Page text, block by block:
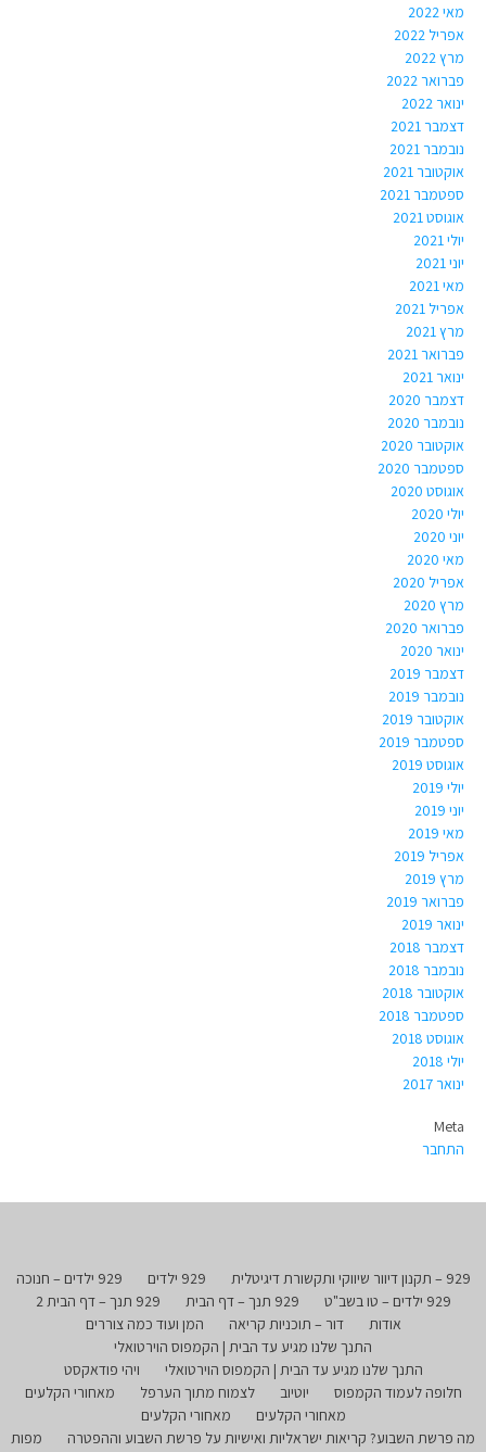
מאי 2022
אפריל 2022
מרץ 2022
פברואר 2022
ינואר 2022
דצמבר 2021
נובמבר 2021
אוקטובר 2021
ספטמבר 2021
אוגוסט 2021
יולי 2021
יוני 2021
מאי 2021
אפריל 2021
מרץ 2021
פברואר 2021
ינואר 2021
דצמבר 2020
נובמבר 2020
אוקטובר 2020
ספטמבר 2020
אוגוסט 2020
יולי 2020
יוני 2020
מאי 2020
אפריל 2020
מרץ 2020
פברואר 2020
ינואר 2020
דצמבר 2019
נובמבר 2019
אוקטובר 2019
ספטמבר 2019
אוגוסט 2019
יולי 2019
יוני 2019
מאי 2019
אפריל 2019
מרץ 2019
פברואר 2019
ינואר 2019
דצמבר 2018
נובמבר 2018
אוקטובר 2018
ספטמבר 2018
אוגוסט 2018
יולי 2018
ינואר 2017
Meta
התחבר
929 – תקנון דיוור שיווקי ותקשורת דיגיטלית 929 ילדים
929 ילדים – חנוכה
929 ילדים – טו בשב"ט
929 תנך – דף הבית
929 תנך – דף הבית 2
אודות
דור – תוכניות קריאה
המן ועוד כמה צוררים
התנך שלנו מגיע עד הבית | הקמפוס הוירטואלי
התנך שלנו מגיע עד הבית | הקמפוס הוירטואלי
ויהי פודאקסט
חלופה לעמוד הקמפוס
יוטיוב לצמוח מתוך הערפל
מאחורי הקלעים
מאחורי הקלעים
מאחורי הקלעים
מה פרשת השבוע? קריאות ישראליות ואישיות על פרשת השבוע וההפטרה
מפות